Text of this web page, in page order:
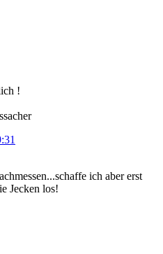
!
ich aber erst
Jecken los!